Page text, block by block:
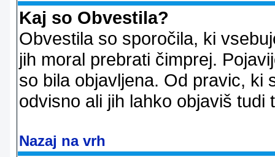
Kaj so Obvestila?
Obvestila so sporočila, ki
jih moral prebrati čimprej.
so bila objavljena. Od pravic, ki
odvisno ali jih lahko objaviš
Nazaj na vrh